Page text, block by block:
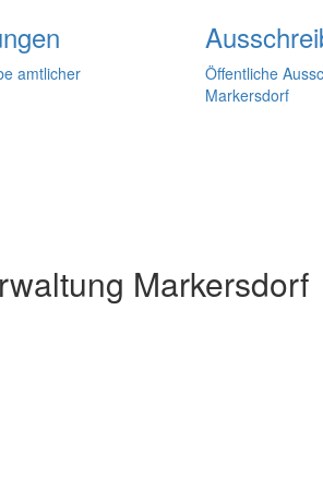
amtlicher
Öffentliche
Markersdorf
Markersdorf